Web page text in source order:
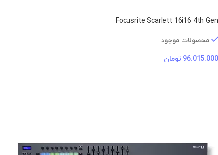
Focusrite Scarlett 16i16 4th Gen
محصولات موجود
96.015.000 تومان